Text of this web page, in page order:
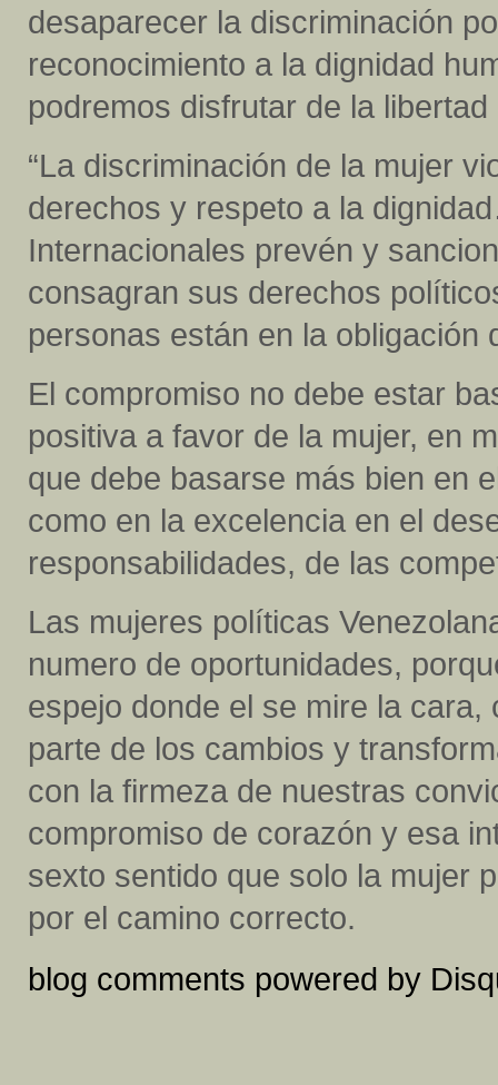
desaparecer la discriminación
reconocimiento a la dignidad
podremos disfrutar de la
“La discriminación de la mujer
derechos y respeto a la
Internacionales prevén y
consagran sus derechos
personas están en la
El compromiso no debe estar
positiva a favor de la mujer, en
que debe basarse más bien en
como en la excelencia en el
responsabilidades, de las
Las mujeres políticas
numero de oportunidades,
espejo donde el se mire la
parte de los cambios y
con la firmeza de nuestras
compromiso de corazón y esa
sexto sentido que solo la mujer
por el camino correcto.
blog comments powered by